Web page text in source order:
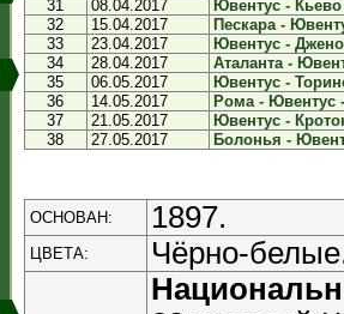
31
08.04.2017
Ювентус - Кьево
32
15.04.2017
Пескара -
33
23.04.2017
Ювентус -
34
28.04.2017
Аталанта -
35
06.05.2017
Ювентус -
36
14.05.2017
Рома - Ювентус
37
21.05.2017
Ювентус -
38
27.05.2017 Болонья -
ОСНОВАН: 1897.
ЦВЕТА: Чёрно-